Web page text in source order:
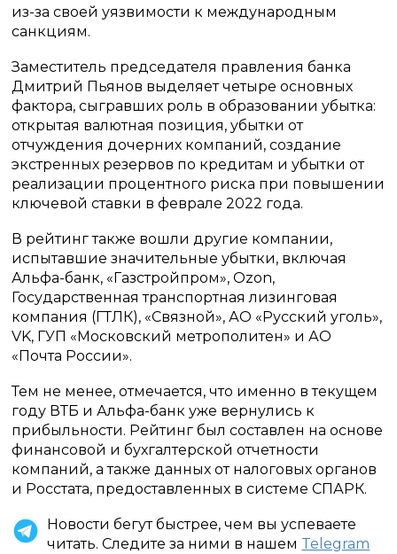
из-за своей уязвимости к международным
санкциям.
Заместитель председателя правления банка
Дмитрий Пьянов выделяет четыре основных
фактора, сыгравших роль в образовании убытка:
открытая валютная позиция, убытки от
отчуждения дочерних компаний, создание
экстренных резервов по кредитам и убытки от
реализации процентного риска при повышении
ключевой ставки в феврале 2022 года.
В рейтинг также вошли другие компании,
испытавшие значительные убытки, включая
Альфа-банк, «Газстройпром», Ozon,
Государственная транспортная лизинговая
компания (ГТЛК), «Связной», АО «Русский уголь»,
VK, ГУП «Московский метрополитен» и АО
«Почта России».
Тем не менее, отмечается, что именно в текущем
году ВТБ и Альфа-банк уже вернулись к
прибыльности. Рейтинг был составлен на основе
финансовой и бухгалтерской отчетности
компаний, а также данных от налоговых органов
и Росстата, предоставленных в системе СПАРК.
Новости бегут быстрее, чем вы успеваете
читать. Следите за ними в нашем Telegram